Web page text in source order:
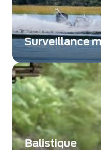
Surveillance
Naviguez en toute
meilleure visibilité,
nocturnes.
Balistique